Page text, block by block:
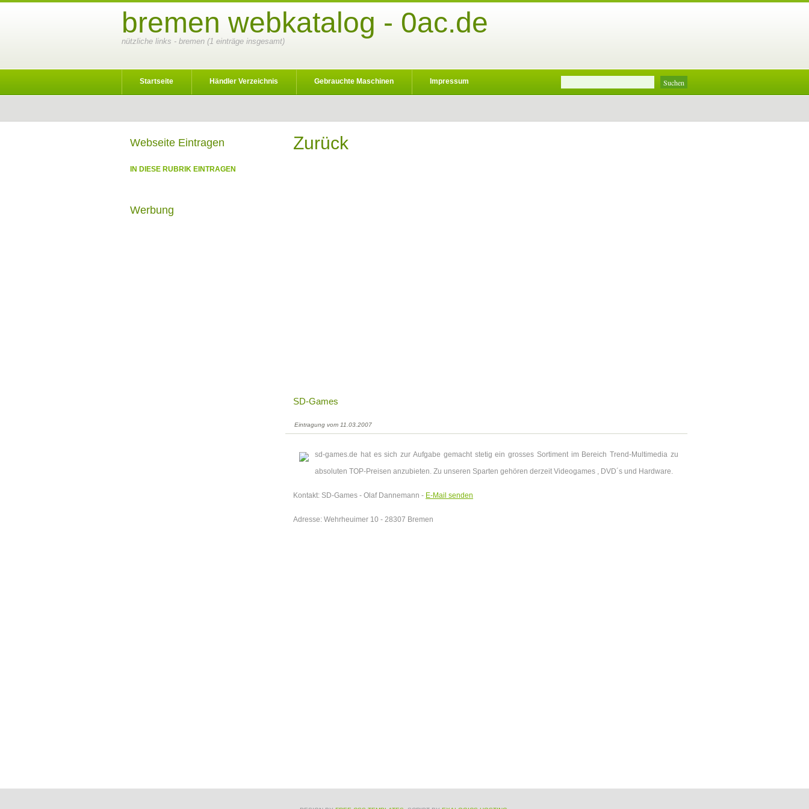
bremen webkatalog - 0ac.de
nützliche links - bremen (1 einträge insgesamt)
Startseite Händler Verzeichnis Gebrauchte Maschinen Impressum
Zurück
SD-Games
Eintragung vom 11.03.2007
sd-games.de hat es sich zur Aufgabe gemacht stetig ein grosses Sortiment im Bereich Trend-Multimedia zu
absoluten TOP-Preisen anzubieten. Zu unseren Sparten gehören derzeit Videogames , DVD´s und Hardware.
Kontakt: SD-Games - Olaf Dannemann - E-Mail senden
Adresse: Wehrheuimer 10 - 28307 Bremen
Webseite Eintragen
IN DIESE RUBRIK EINTRAGEN
Werbung